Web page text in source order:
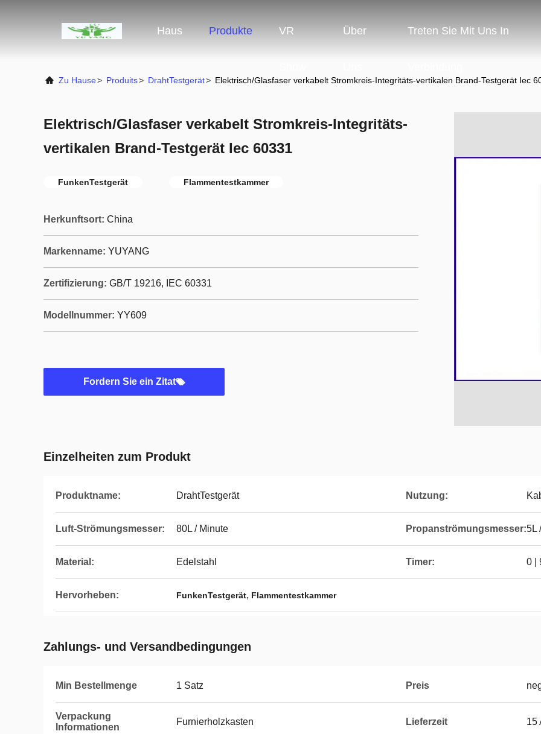
Haus Produkte VR Über Treten Sie Mit Uns In
Zu Hause> Produits> DrahtTestgerät> Elektrisch/Glasfaser verkabelt Stromkreis-Integritäts-vertikalen Brand-Testgerät Iec
Elektrisch/Glasfaser verkabelt Stromkreis-Integritäts-
vertikalen Brand-Testgerät Iec 60331
FunkenTestgerät Flammentestkammer
Herkunftsort: China
Markenname: YUYANG
Zertifizierung: GB/T 19216, IEC 60331
Modellnummer: YY609
Fordern Sie ein Zitat
Einzelheiten zum Produkt
Produktname: DrahtTestgerät Nutzung:
Luft-Strömungsmesser: 80L / Minute Propanströmungsmesser:5L
Material: Edelstahl Timer: 0 |
Hervorheben: FunkenTestgerät, Flammentestkammer
Zahlungs- und Versandbedingungen
Min Bestellmenge 1 Satz Preis
Verpackung
Informationen
Furnierholzkasten Lieferzeit 15